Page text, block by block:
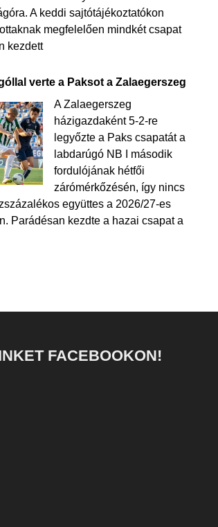
A keddi sajtótájékoztatókon
megfelelően mindkét csapat
kezdett
verte a Paksot a Zalaegerszeg
A Zalaegerszeg
házigazdaként 5-2-re
legyőzte a Paks csapatát a
labdarúgó NB I második
fordulójának hétfői
zárómérkőzésén, így nincs
együttes a 2026/27-es
Parádésan kezdte a hazai csapat a
FACEBOOKON!